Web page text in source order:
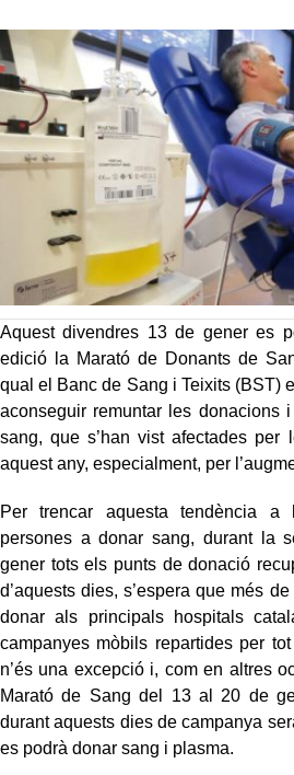
Aquest divendres 13 de gener es
edició la Marató de Donants de
qual el Banc de Sang i Teixits (BST)
aconseguir remuntar les donacions
sang, que s’han vist afectades per
aquest any, especialment, per
Per trencar aquesta tendència
persones a donar sang, durant la
gener tots els punts de donació
d’aquests dies, s’espera que més
donar als principals hospitals
campanyes mòbils repartides per
n’és una excepció i, com en altres
Marató de Sang del 13 al 20 de
durant aquests dies de campanya
es podrà donar sang i plasma.